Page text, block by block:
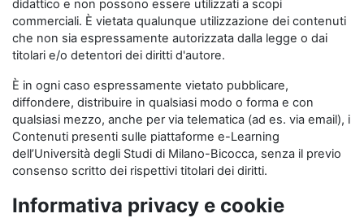
didattico e non possono essere utilizzati a scopi
commerciali. È vietata qualunque utilizzazione dei contenuti
che non sia espressamente autorizzata dalla legge o dai
titolari e/o detentori dei diritti d'autore.
È in ogni caso espressamente vietato pubblicare,
diffondere, distribuire in qualsiasi modo o forma e con
qualsiasi mezzo, anche per via telematica (ad es. via email), i
Contenuti presenti sulle piattaforme e-Learning
dell’Università degli Studi di Milano-Bicocca, senza il previo
consenso scritto dei rispettivi titolari dei diritti.
Informativa privacy e cookie